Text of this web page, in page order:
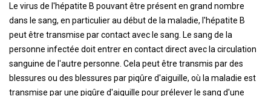
Le virus de l'hépatite B pouvant être présent en grand nombre
dans le sang, en particulier au début de la maladie, l'hépatite B
peut être transmise par contact avec le sang. Le sang de la
personne infectée doit entrer en contact direct avec la circulation
sanguine de l'autre personne. Cela peut être transmis par des
blessures ou des blessures par piqûre d'aiguille, où la maladie est
transmise par une piqûre d'aiguille pour prélever le sang d'une